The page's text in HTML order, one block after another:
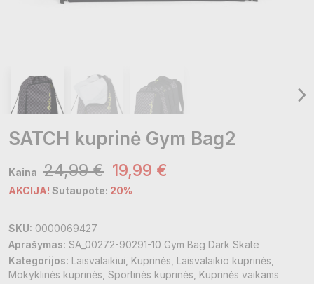
SATCH kuprinė Gym Bag2
Kaina 24,99 € 19,99 €
AKCIJA! Sutaupote: 20%
SKU: 0000069427
Aprašymas: SA_00272-90291-10 Gym Bag Dark Skate
Kategorijos: Laisvalaikiui Kuprinės Laisvalaikio kuprinės
Mokyklinės kuprinės Sportinės kuprinės Kuprinės vaikams